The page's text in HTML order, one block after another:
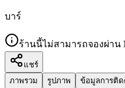
บาร์
ร้านนี้ไม่สามารถจองผ่าน
แชร์
ภาพรวม
รูปภาพ ข้อมูลการติ